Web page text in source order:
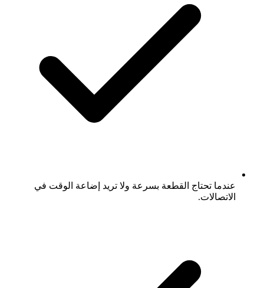
عندما تحتاج القطعة بسرعة ولا تريد إضاعة الوقت في
الاتصالات.